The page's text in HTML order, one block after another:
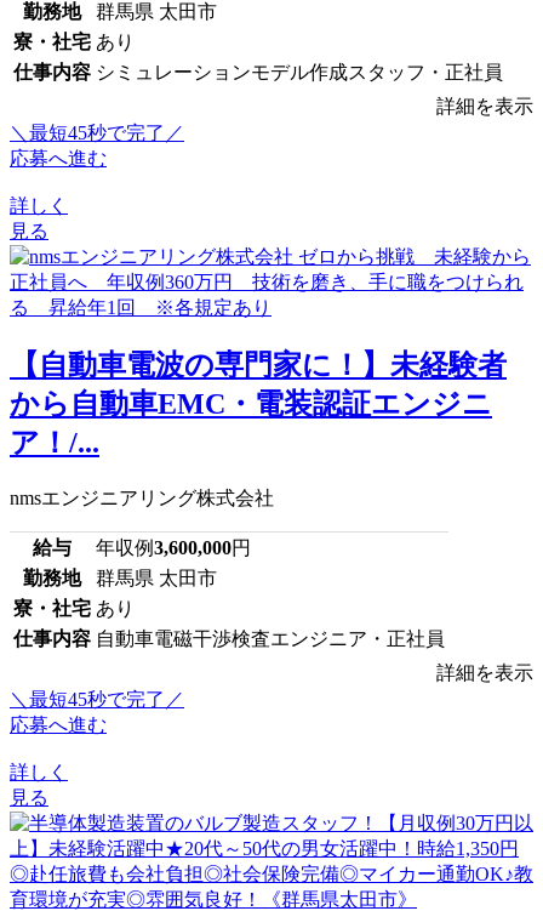
勤務地
群馬県 太田市
寮・社宅 あり
仕事内容 シミュレーションモデル作成スタッフ・正社員
詳細を表示
＼最短45秒で完了／
応募へ進む
詳しく
見る
【自動車電波の専門家に！】未経験者
から自動車EMC・電装認証エンジニ
ア！/...
nmsエンジニアリング株式会社
給与 年収例3,600,000円
勤務地
群馬県 太田市
寮・社宅 あり
仕事内容 自動車電磁干渉検査エンジニア・正社員
詳細を表示
＼最短45秒で完了／
応募へ進む
詳しく
見る